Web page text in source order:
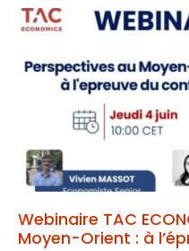
Webinaire TAC
Moyen-Orient : à